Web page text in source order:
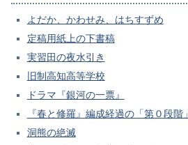
よだか、かわせみ、はちすずめ
定稿用紙上の下書稿
実習田の夜水引き
旧制高知高等学校
ドラマ『銀河の一票』
『春と修羅』編成経過の「第０段階」
洞熊の絶滅